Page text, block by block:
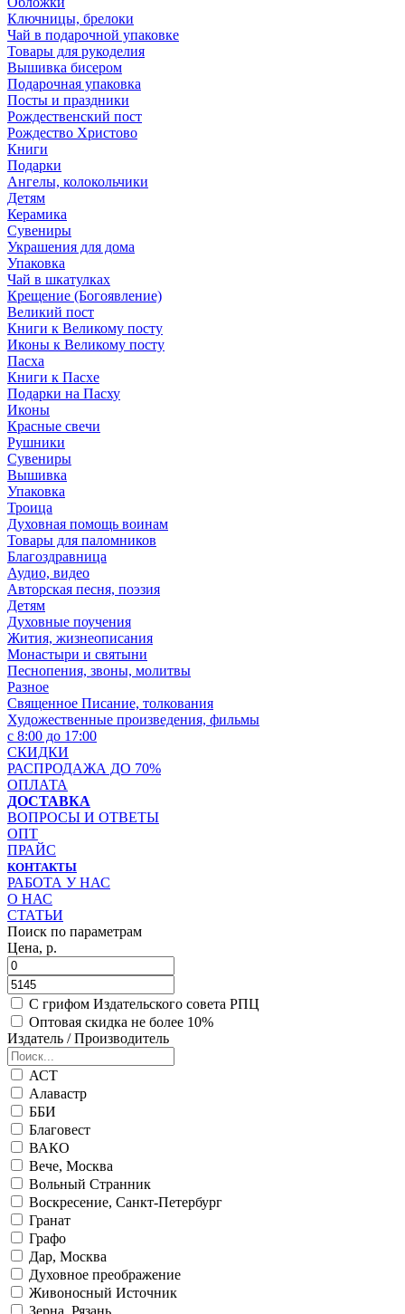
Ключницы, брелоки
Чай в подарочной упаковке
Товары для рукоделия
Вышивка бисером
Подарочная упаковка
Посты и праздники
Рождественский пост
Рождество Христово
Книги
Подарки
Ангелы, колокольчики
Детям
Керамика
Сувениры
Украшения для дома
Упаковка
Чай в шкатулках
Крещение (Богоявление)
Великий пост
Книги к Великому посту
Иконы к Великому посту
Пасха
Книги к Пасхе
Подарки на Пасху
Иконы
Красные свечи
Рушники
Сувениры
Вышивка
Упаковка
Троица
Духовная помощь воинам
Товары для паломников
Благоздравница
Аудио, видео
Авторская песня, поэзия
Детям
Духовные поучения
Жития, жизнеописания
Монастыри и святыни
Песнопения, звоны, молитвы
Разное
Священное Писание, толкования
Художественные произведения, фильмы
с 8:00 до 17:00
СКИДКИ
РАСПРОДАЖА ДО 70%
ОПЛАТА
ДОСТАВКА
ВОПРОСЫ И ОТВЕТЫ
ОПТ
ПРАЙС
КОНТАКТЫ
РАБОТА У НАС
О НАС
СТАТЬИ
Поиск по параметрам
Цена, р.
С грифом Издательского совета РПЦ
Оптовая скидка не более 10%
Издатель / Производитель
АСТ
Алавастр
ББИ
Благовест
ВАКО
Вече, Москва
Вольный Странник
Воскресение, Санкт-Петербург
Гранат
Графо
Дар, Москва
Духовное преображение
Живоносный Источник
Зерна, Рязань